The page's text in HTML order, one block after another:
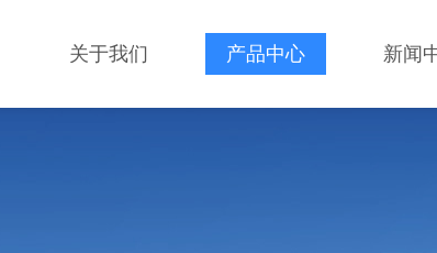
关于我们 产品中心 新闻